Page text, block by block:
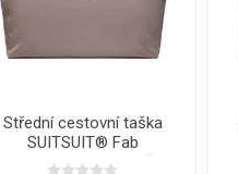
Střední cestovní taška
SUITSUIT® Fab
Seventies Taupe - hnědá